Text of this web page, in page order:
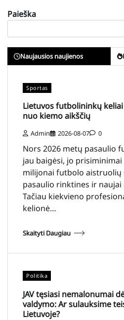
Paieška
Naujausios naujienos
Sportas
Lietuvos futbolininkų
nuo kiemo aikščių
Admin 2026-08-07 0
Nors 2026 metų pasaulio
jau baigėsi, jo prisiminimai
milijonai futbolo aistruolių
pasaulio rinktines ir
Tačiau kiekvieno
kelionė…
Skaityti Daugiau
Politika
JAV tęsiasi nemalonumai
valdymo: Ar sulauksime
Lietuvoje?